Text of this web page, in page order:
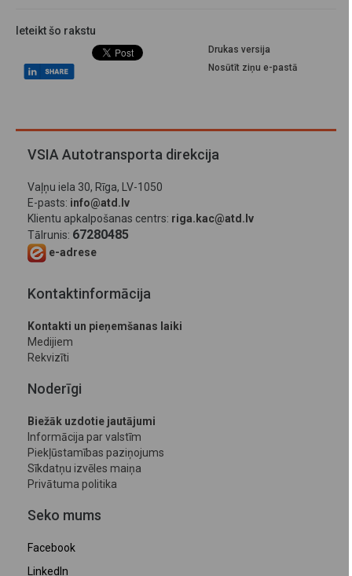
Ieteikt šo rakstu
Drukas versija
Nosūtīt ziņu e-pastā
VSIA Autotransporta direkcija
Vaļņu iela 30, Rīga, LV-1050
E-pasts: info@atd.lv
Klientu apkalpošanas centrs: riga.kac@atd.lv
Tālrunis: 67280485
e-adrese
Kontaktinformācija
Kontakti un pieņemšanas laiki
Medijiem
Rekvizīti
Noderīgi
Biežāk uzdotie jautājumi
Informācija par valstīm
Piekļūstamības paziņojums
Sīkdatņu izvēles maiņa
Privātuma politika
Seko mums
Facebook
LinkedIn